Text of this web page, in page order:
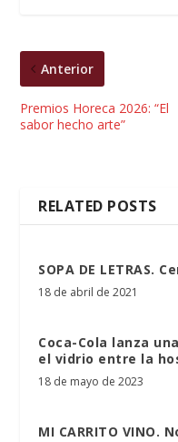
Anterior
Premios Horeca 2026: “El
sabor hecho arte”
RELATED POSTS
SOPA DE LETRAS.
18 de abril de 2021
Coca-Cola lanza
el vidrio entre la
18 de mayo de 2023
MI CARRITO VINO.